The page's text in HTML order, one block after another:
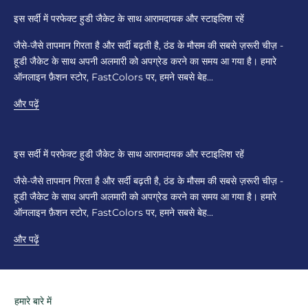
इस सर्दी में परफेक्ट हुडी जैकेट के साथ आरामदायक और स्टाइलिश रहें
जैसे-जैसे तापमान गिरता है और सर्दी बढ़ती है, ठंड के मौसम की सबसे ज़रूरी चीज़ -
हूडी जैकेट के साथ अपनी अलमारी को अपग्रेड करने का समय आ गया है। हमारे
ऑनलाइन फ़ैशन स्टोर, FastColors पर, हमने सबसे बेह...
और पढ़ें
इस सर्दी में परफेक्ट हुडी जैकेट के साथ आरामदायक और स्टाइलिश रहें
जैसे-जैसे तापमान गिरता है और सर्दी बढ़ती है, ठंड के मौसम की सबसे ज़रूरी चीज़ -
हूडी जैकेट के साथ अपनी अलमारी को अपग्रेड करने का समय आ गया है। हमारे
ऑनलाइन फ़ैशन स्टोर, FastColors पर, हमने सबसे बेह...
और पढ़ें
हमारे बारे में